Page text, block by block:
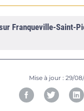
Franqueville-Saint-
Mise à jour : 29/